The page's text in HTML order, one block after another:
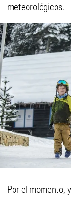
meteorológicos.
Por el momento,